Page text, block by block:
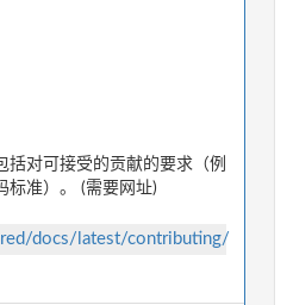
括对可接受的贡献的要求（例
标准）。 (需要网址)
docs/latest/contributing/